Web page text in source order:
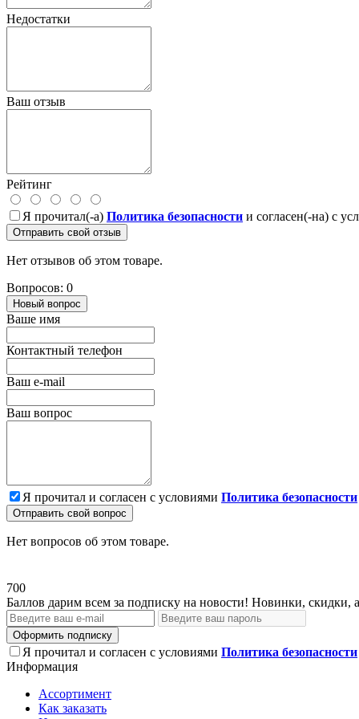
Недостатки
Ваш отзыв
Рейтинг
Я прочитал(-а) Политика безопасности и согласен(-на) с
Отправить свой отзыв
Нет отзывов об этом товаре.
Вопросов: 0
Новый вопрос
Ваше имя
Контактный телефон
Ваш e-mail
Ваш вопрос
Я прочитал и согласен с условиями Политика безопасности
Отправить свой вопрос
Нет вопросов об этом товаре.
700
Баллов дарим всем за подписку на новости! Новинки, скидки,
Оформить подписку
Я прочитал и согласен с условиями Политика безопасности
Информация
Ассортимент
Как заказать